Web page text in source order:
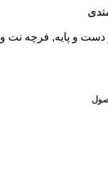
دست و پایه, فرچه نت و